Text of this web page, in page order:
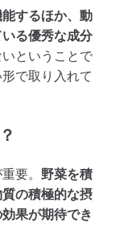
するほか、動
る優秀な成分
ということで
で取り入れて
要。 野菜を積
の積極的な摂
果が期待でき